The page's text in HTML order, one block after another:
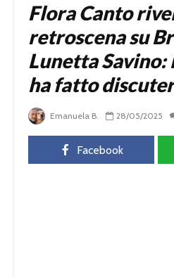
Flora Canto
retroscena su
Lunetta Savino:
ha fatto
Emanuela B. 28/05/2025
Facebook